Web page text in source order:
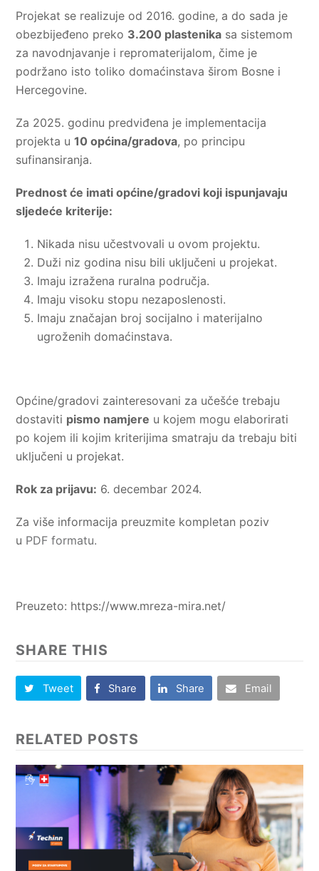
Projekat se realizuje od 2016. godine, a do sada je
obezbijeđeno preko 3.200 plastenika sa sistemom
za navodnjavanje i repromaterijalom, čime je
podržano isto toliko domaćinstava širom Bosne i
Hercegovine.
Za 2025. godinu predviđena je implementacija
projekta u10 općina/gradova, po principu
sufinansiranja.
Prednost će imati općine/gradovi koji ispunjavaju
sljedeće kriterije:
Nikada nisu učestvovali u ovom projektu.
Duži niz godina nisu bili uključeni u projekat.
Imaju izražena ruralna područja.
Imaju visoku stopu nezaposlenosti.
Imaju značajan broj socijalno i materijalno
ugroženih domaćinstava.
Općine/gradovi zainteresovani za učešće trebaju
dostaviti pismo namjere u kojem mogu elaborirati
po kojem ili kojim kriterijima smatraju da trebaju biti
uključeni u projekat.
Rok za prijavu: 6. decembar 2024.
Za više informacija preuzmite kompletan poziv
u PDF formatu.
Preuzeto: https://www.mreza-mira.net/
SHARE THIS
Tweet Share Share Email
RELATED POSTS